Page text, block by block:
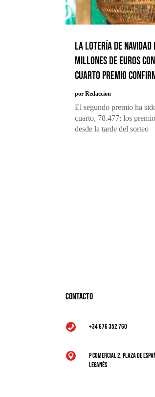
La Lotería de
millones de euros
cuarto premio
porRedaccion
El segundo premio ha
cuarto, 78.477; los
desde la tarde del sorteo
Contacto
 +34 676 352 760

P Comercial 2, Plaza de
Leganés